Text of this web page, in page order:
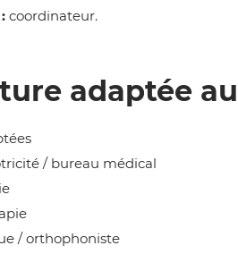
coordinateur.
adaptée
/ bureau médical
/ orthophoniste